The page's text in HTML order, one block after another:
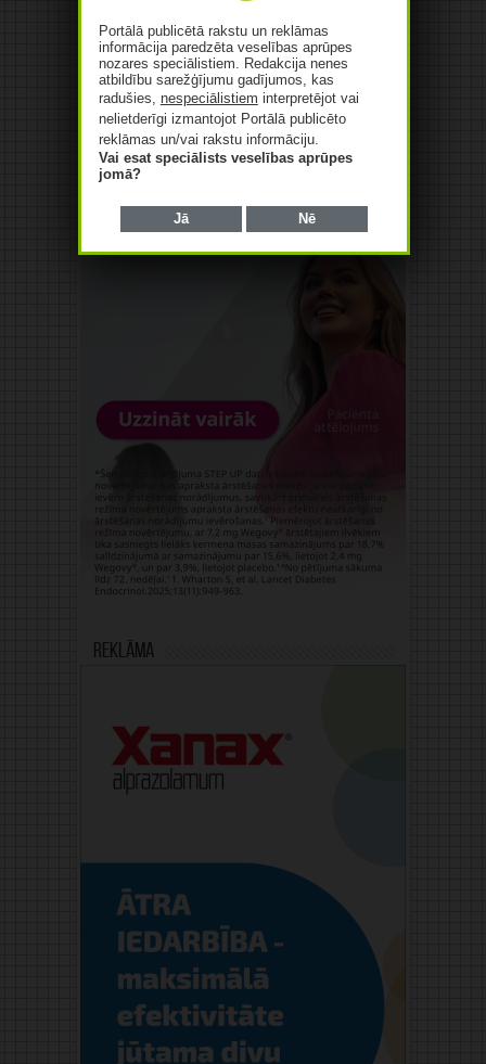
Reklāma
Portālā publicētā rakstu un reklāmas
informācija paredzēta veselības aprūpes
nozares speciālistiem. Redakcija nenes
atbildību sarežģījumu gadījumos, kas
radušies, nespeciālistiem interpretējot vai
nelietderīgi izmantojot Portālā publicēto
reklāmas un/vai rakstu informāciju.
Vai esat speciālists veselības aprūpes
jomā?
Jā Nē